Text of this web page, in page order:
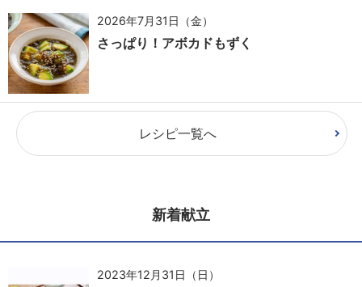
2026年7月31日（金）
さっぱり！アボカドもずく
レシピ一覧へ
新着献立
2023年12月31日（日）